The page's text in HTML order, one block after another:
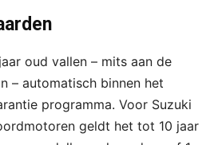
oud vallen – mits aan de
– automatisch binnen het
programma. Voor Suzuki
geldt het tot 10 jaar